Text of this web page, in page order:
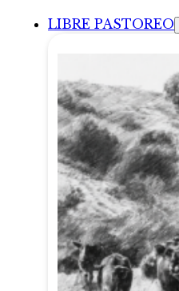
LIBRE PASTOREO